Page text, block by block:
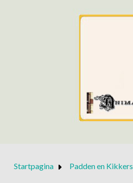
Startpagina Padden en Kikkers